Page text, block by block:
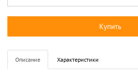
Купить
Описание Характеристики